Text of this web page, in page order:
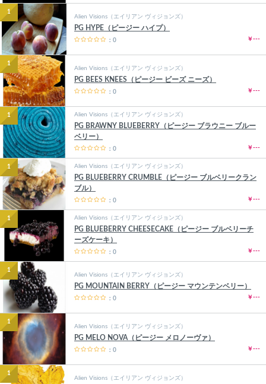
1
Alien Visions（エイリアン ヴィジョンズ）
PG HYPE（ピージー ハイプ）
：0 ￥---
1
Alien Visions（エイリアン ヴィジョンズ）
PG BEES KNEES（ピージー ビーズ ニーズ）
：0 ￥---
1 Alien Visions（エイリアン ヴィジョンズ）
PG BRAWNY BLUEBERRY（ピージー ブラウニー ブルー
ベリー）
：0 ￥---
1 Alien Visions（エイリアン ヴィジョンズ）
PG BLUEBERRY CRUMBLE（ピージー ブルベリークラン
ブル）
：0 ￥---
1 Alien Visions（エイリアン ヴィジョンズ）
PG BLUEBERRY CHEESECAKE（ピージー ブルベリーチ
ーズケーキ）
：0 ￥---
1
Alien Visions（エイリアン ヴィジョンズ）
PG MOUNTAIN BERRY（ピージー マウンテンベリー）
：0 ￥---
1
Alien Visions（エイリアン ヴィジョンズ）
PG MELO NOVA（ピージー メロノーヴァ）
：0 ￥---
1
Alien Visions（エイリアン ヴィジョンズ）